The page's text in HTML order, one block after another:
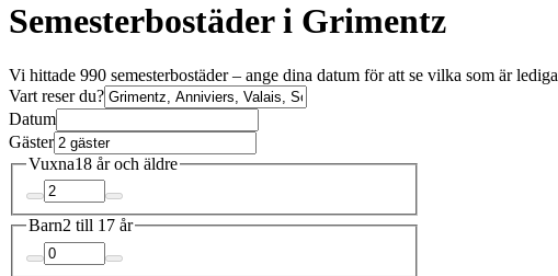
Semesterbostäder i Grimentz
Vi hittade 990 semesterbostäder – ange dina datum för att se vilka som är lediga
Vart reser du?
Datum
Gäster
Vuxna18 år och äldre
Barn2 till 17 år